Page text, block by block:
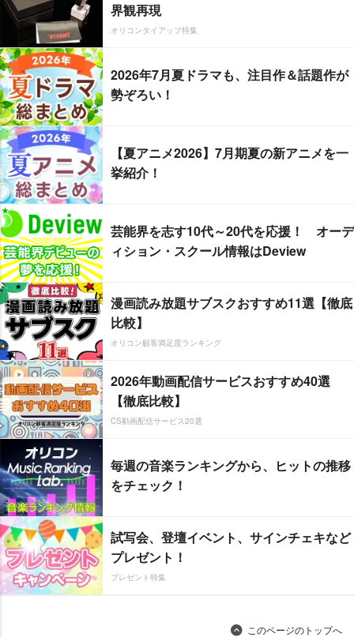
界観再現
オリコンタイアップ特集
2026年7月夏ドラマも、注目作＆話題作が
勢ぞろい！
【夏アニメ2026】7月期夏の新アニメを一
挙紹介！
芸能界を志す10代～20代を応援！ オーデ
ィション・スクール情報はDeview
漫画読み放題サブスクおすすめ11選【徹底
比較】
オリコン顧客満足度ランキング
2026年動画配信サービスおすすめ40選
【徹底比較】
CS動画配信サービス20選
毎週の音楽ランキングから、ヒットの推移
をチェック！
試写会、登壇イベント、サインチェキなど
プレゼント！
プレゼント特集
このページのトップへ